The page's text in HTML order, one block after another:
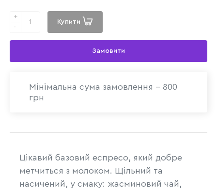
+
-
Купити
Замовити
Мінімальна сума замовлення - 800
грн
Цікавий базовий еспресо, який добре
метчиться з молоком. Щільний та
насичений, у смаку: жасминовий чай,